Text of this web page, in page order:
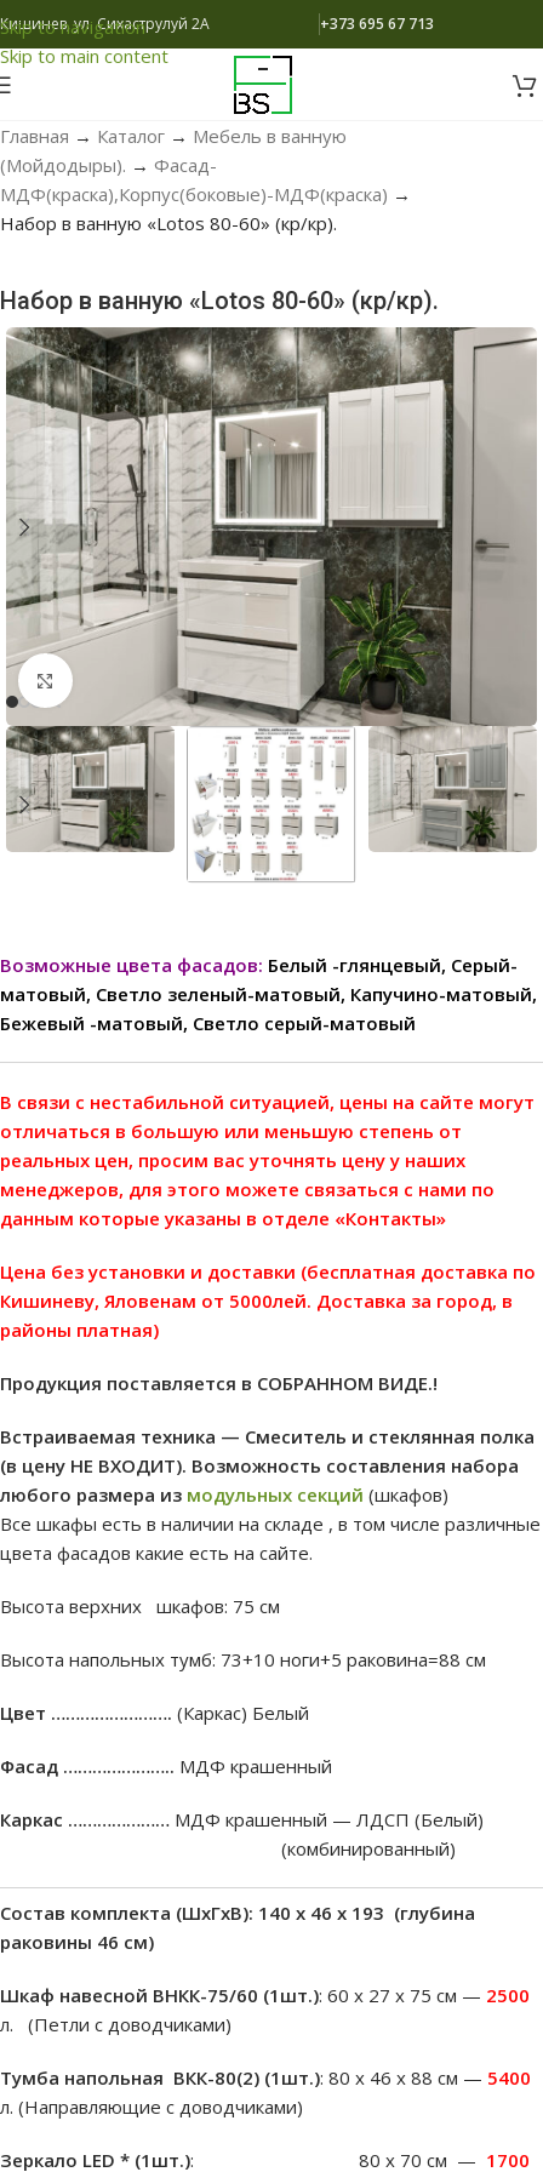
Skip to navigation
Skip to main content
Кишинев, ул. Сихаструлуй 2A +373 695 67 713
Главная → Каталог → Мебель в ванную
(Мойдодыры). → Фасад-
МДФ(краска),Корпус(боковые)-МДФ(краска) →
Набор в ванную «Lotos 80-60» (кр/кр).
Набор в ванную «Lotos 80-60» (кр/кр).
Нажмите, чтобы увеличить
Возможные цвета фасадов: Белый -глянцевый, Серый-
матовый, Светло зеленый-матовый, Капучино-матовый,
Бежевый -матовый, Светло серый-матовый
В связи с нестабильной ситуацией, цены на сайте могут
отличаться в большую или меньшую степень от
реальных цен, просим вас уточнять цену у наших
менеджеров, для этого можете связаться с нами по
данным которые указаны в отделе «Контакты»
Цена без установки и доставки (бесплатная доставка по
Кишиневу, Яловенам от 5000лей. Доставка за город, в
районы платная)
Продукция поставляется в СОБРАННОМ ВИДЕ.!
Встраиваемая техника — Смеситель и стеклянная полка
(в цену НЕ ВХОДИТ). Возможность составления набора
любого размера из модульных секций (шкафов)
Все шкафы есть в наличии на складе , в том числе различные
цвета фасадов какие есть на сайте.
Высота верхних шкафов: 75 см
Высота напольных тумб: 73+10 ноги+5 раковина=88 см
Цвет ……………………. (Каркас) Белый
Фасад ………………….. МДФ крашенный
Каркас ………………… МДФ крашенный — ЛДСП (Белый)
(комбинированный)
Состав комплекта (ШxГxВ): 140 х 46 х 193 (глубина
раковины 46 см)
Шкаф навесной ВНКК-75/60 (1шт.): 60 х 27 х 75 см — 2500
л. (Петли с доводчиками)
Тумба напольная ВКК-80(2) (1шт.): 80 х 46 х 88 см — 5400
л. (Направляющие с доводчиками)
Зеркало LED * (1шт.): 80 х 70 см — 1700